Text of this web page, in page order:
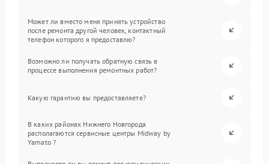
Может ли вместо меня принять устройство
после ремонта другой человек, контактный
телефон которого я предоставлю?
Возможно ли получать обратную связь в
процессе выполнения ремонтных работ?
Какую гарантию вы предоставляете?
В каких районах Нижнего Новгорода
располагаются сервисные центры Midway by
Yamato ?